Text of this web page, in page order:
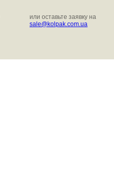
или оставьте заявку на
sale@kolpak.com.ua